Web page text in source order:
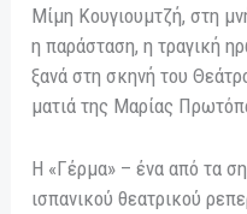
Μίμη Κουγιουμτζή, στη
η παράσταση, η τραγική
ξανά στη σκηνή του
ματιά της Μαρίας
Η «Γέρμα» – ένα από τα
ισπανικού θεατρικού